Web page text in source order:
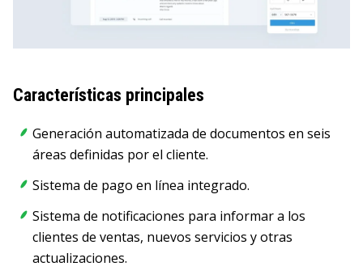
Características principales
Generación automatizada de documentos en seis
áreas definidas por el cliente.
Sistema de pago en línea integrado.
Sistema de notificaciones para informar a los
clientes de ventas, nuevos servicios y otras
actualizaciones.